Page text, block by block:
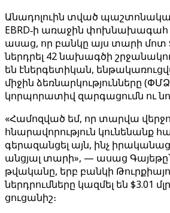
Անադոլուին տված
EBRD‑ի առաջին փոխնախագահ
ասաց, որ բանկը այս տարի մոտ
ներդրել 42 նախագծի
են էներգետիկան,
միջին ձեռնարկությունները
կորպորատիվ զարգացումն ու
«Համոզված եմ, որ տարվա
հնարավորություն կունենանք
գերազանցել այն, ինչ
անցյալ տարի», — ասաց
թվականը, երբ բանկի
ներդրումները կազմել են $3.01
ցուցանիշ։